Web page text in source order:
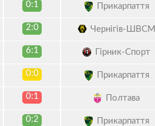
0:1 Прикарпаття
2:0 Чернігів-ШВСМ
6:1 Гірник-Спорт
0:0 Прикарпаття
0:1 Полтава
0:2 Прикарпаття